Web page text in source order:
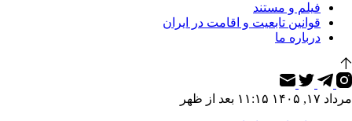
فیلم و مستند
قوانین تابعیت و اقامت در ایران
درباره ما
مرداد ۱۷, ۱۴۰۵ ۱۱:۱۵ بعد از ظهر